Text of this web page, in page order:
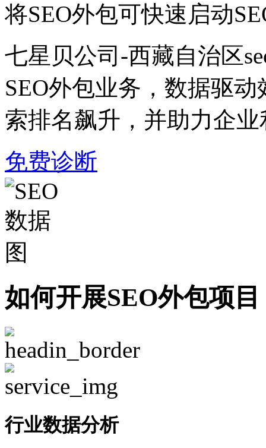
将SEO外包可快速启动
七星贝公司-西藏自治区
SEO外包业务，数据驱
索排名飙升，并助力企
免费诊断
如何开展SEO外包项目
行业数据分析